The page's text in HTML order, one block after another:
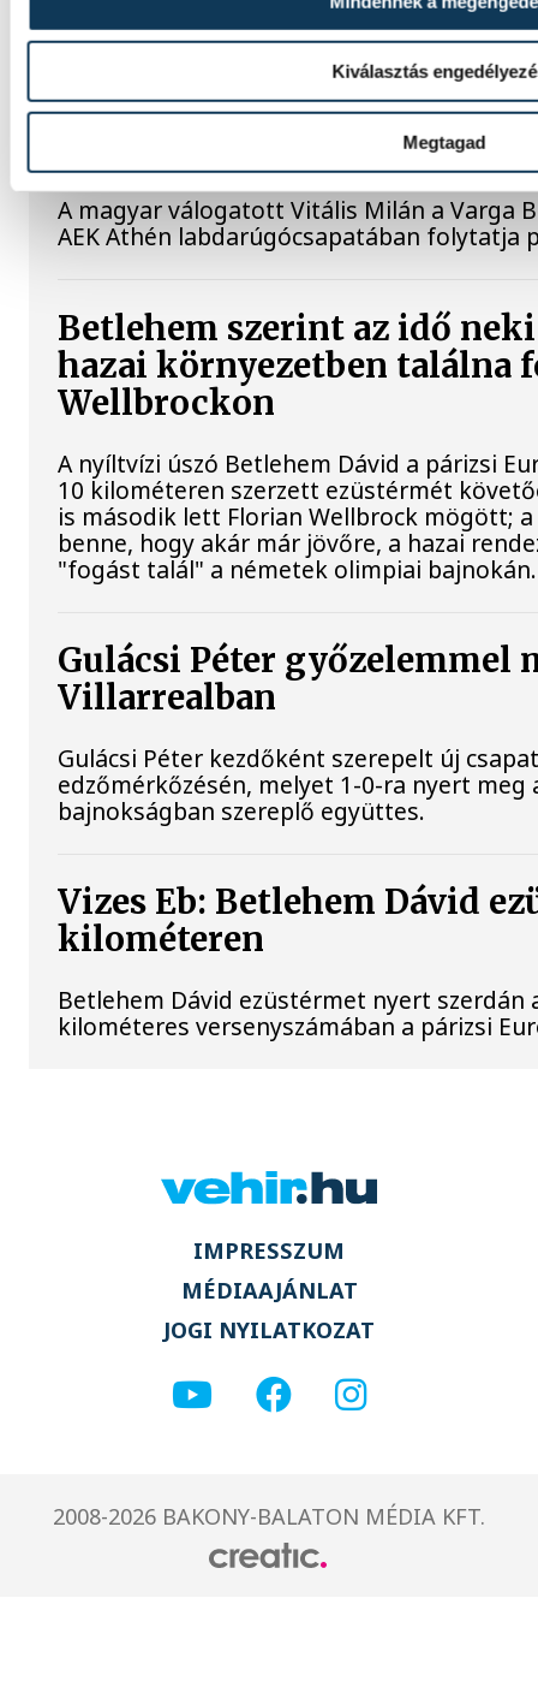
Kiválasztás
Megtagad
amelynek jövő héten csütörtöktől
Vitális Milán négy évre írt
A magyar válogatott Vitális Milán a Varga
AEK Athén labdarúgócsapatában folytatja
Betlehem szerint az idő
hazai környezetben találna
Wellbrockon
A nyíltvízi úszó Betlehem Dávid a párizsi
10 kilométeren szerzett ezüstérmét
is második lett Florian Wellbrock mögött;
benne, hogy akár már jövőre, a hazai
"fogást talál" a németek olimpiai bajnokán.
Gulácsi Péter győzelemmel
Villarrealban
Gulácsi Péter kezdőként szerepelt új
edzőmérkőzésén, melyet 1-0-ra nyert
bajnokságban szereplő együttes.
Vizes Eb: Betlehem Dávid
kilométeren
Betlehem Dávid ezüstérmet nyert szerdán
kilométeres versenyszámában a párizsi
IMPRESSZUM
MÉDIAAJÁNLAT
JOGI NYILATKOZAT
2008-2026 BAKONY-BALATON MÉDIA KFT.